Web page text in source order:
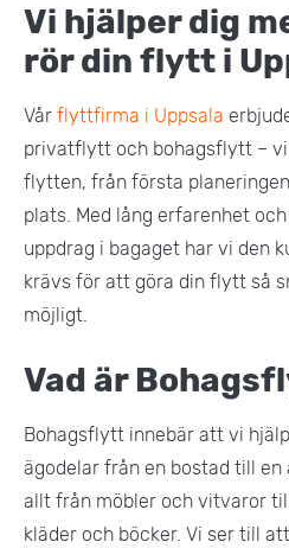
Vi hjälper dig
rör din flytt i
Vår flyttfirma i Uppsala
privatflytt och bohagsflytt –
flytten, från första
plats. Med lång erfarenhet
uppdrag i bagaget har vi den
krävs för att göra din flytt så
möjligt.
Vad är
Bohagsflytt innebär att vi
ägodelar från en bostad till
allt från möbler och vitvaror
kläder och böcker. Vi ser till